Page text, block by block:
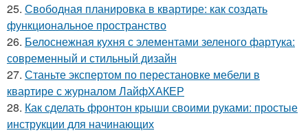
25. Свободная планировка в квартире: как создать
функциональное пространство
26. Белоснежная кухня с элементами зеленого фартука:
современный и стильный дизайн
27. Станьте экспертом по перестановке мебели в
квартире с журналом ЛайфХАКЕР
28. Как сделать фронтон крыши своими руками: простые
инструкции для начинающих